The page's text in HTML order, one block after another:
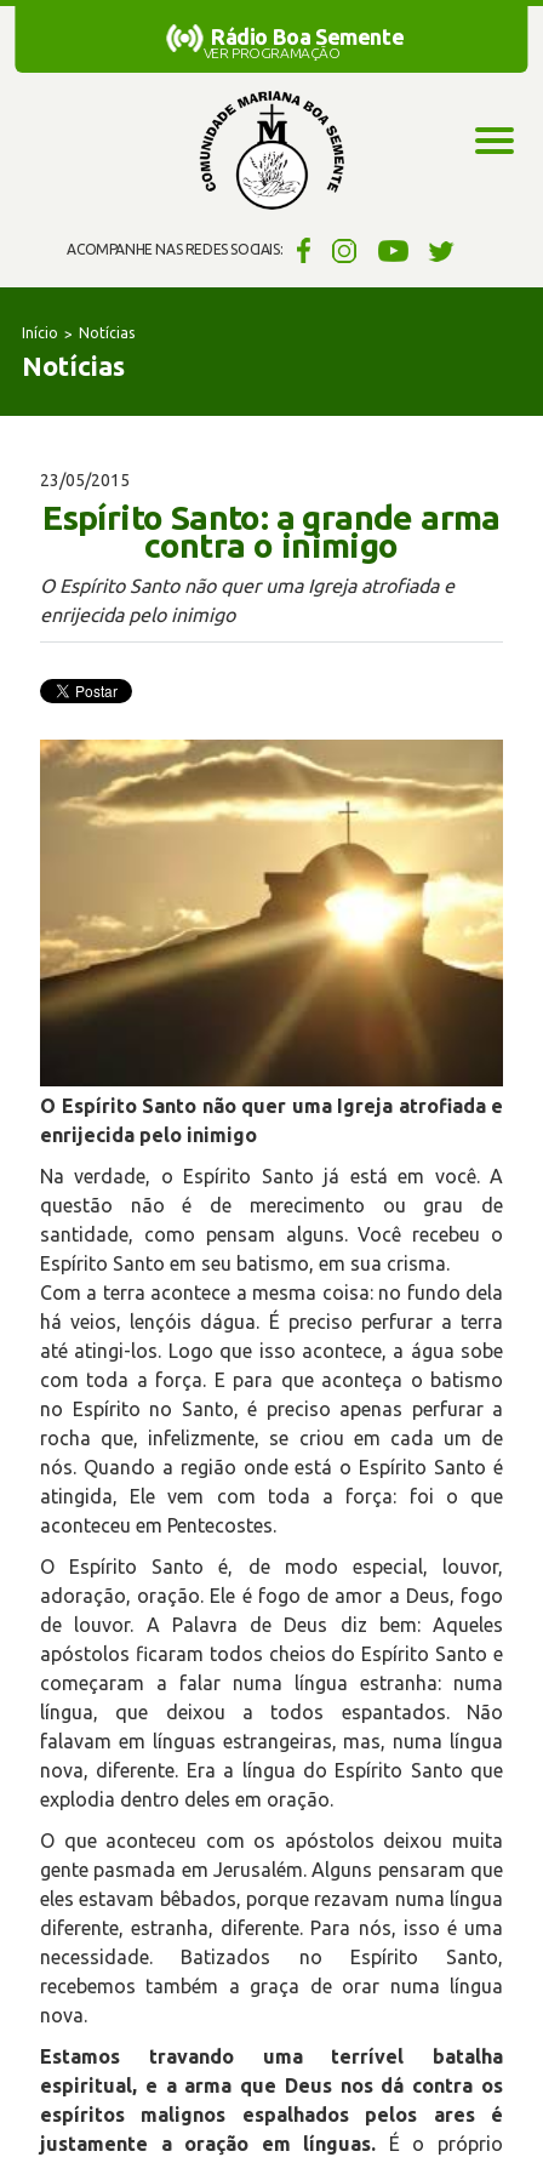
ACOMPANHE NAS REDES SOCIAIS:
Rádio Boa Semente
Rádio Boa Semente
VER PROGRAMAÇÃO
Início Notícias
Notícias
23/05/2015
Espírito Santo: a grande arma
contra o inimigo
O Espírito Santo não quer uma Igreja atrofiada e
enrijecida pelo inimigo
O Espírito Santo não quer uma Igreja atrofiada e
enrijecida pelo inimigo
Na verdade, o Espírito Santo já está em você. A
questão não é de merecimento ou grau de
santidade, como pensam alguns. Você recebeu o
Espírito Santo em seu batismo, em sua crisma.
Com a terra acontece a mesma coisa: no fundo dela
há veios, lençóis dágua. É preciso perfurar a terra
até atingi-los. Logo que isso acontece, a água sobe
com toda a força. E para que aconteça o batismo
no Espírito no Santo, é preciso apenas perfurar a
rocha que, infelizmente, se criou em cada um de
nós. Quando a região onde está o Espírito Santo é
atingida, Ele vem com toda a força: foi o que
aconteceu em Pentecostes.
O Espírito Santo é, de modo especial, louvor,
adoração, oração. Ele é fogo de amor a Deus, fogo
de louvor. A Palavra de Deus diz bem: Aqueles
apóstolos ficaram todos cheios do Espírito Santo e
começaram a falar numa língua estranha: numa
língua, que deixou a todos espantados. Não
falavam em línguas estrangeiras, mas, numa língua
nova, diferente. Era a língua do Espírito Santo que
explodia dentro deles em oração.
O que aconteceu com os apóstolos deixou muita
gente pasmada em Jerusalém. Alguns pensaram que
eles estavam bêbados, porque rezavam numa língua
diferente, estranha, diferente. Para nós, isso é uma
necessidade. Batizados no Espírito Santo,
recebemos também a graça de orar numa língua
nova.
Estamos travando uma terrível batalha
espiritual, e a arma que Deus nos dá contra os
espíritos malignos espalhados pelos ares é
justamente a oração em línguas. É o próprio